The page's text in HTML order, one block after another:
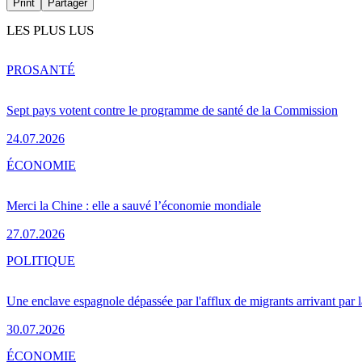
Print Partager
LES PLUS LUS
Sept pays votent contre le programme de santé de la Commission
24.07.2026
PROSANTÉ
Merci la Chine : elle a sauvé l’économie mondiale
27.07.2026
ÉCONOMIE
Une enclave espagnole dépassée par l'afflux de migrants arrivant par
30.07.2026
POLITIQUE
ÉCONOMIE